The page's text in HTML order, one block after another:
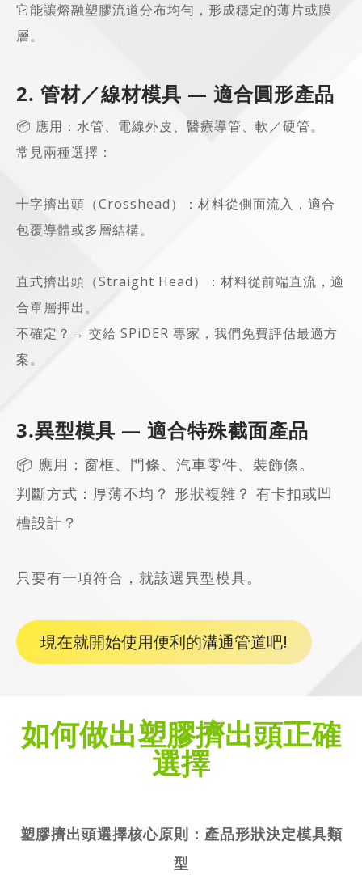
它能讓熔融塑膠流道分布均勻，形成穩定的薄片或膜
層。
2. 管材／線材模具 — 適合圓形產品
📦 應用：水管、電線外皮、醫療導管、軟／硬管。
常見兩種選擇：
十字擠出頭（Crosshead）：材料從側面流入，適合
包覆導體或多層結構。
直式擠出頭（Straight Head）：材料從前端直流，適
合單層押出。
不確定？→ 交給 SPiDER 專家，我們免費評估最適方
案。
3.異型模具 — 適合特殊截面產品
📦 應用：窗框、門條、汽車零件、裝飾條。
判斷方式：厚薄不均？ 形狀複雜？ 有卡扣或凹
槽設計？
只要有一項符合，就該選異型模具。
現在就開始使用便利的溝通管道吧!
如何做出塑膠擠出頭正確
選擇
​塑膠擠出頭選擇核心原則：產品形狀決定模具類
型